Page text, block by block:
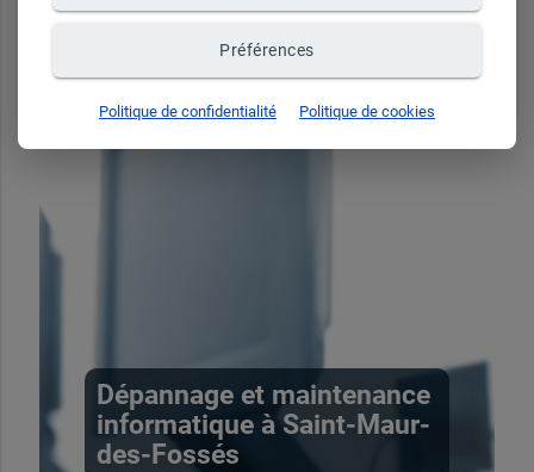
Dépannage et maintenance
informatique à Saint-Maur-
des-Fossés
Préférences
Politique de confidentialité Politique de cookies